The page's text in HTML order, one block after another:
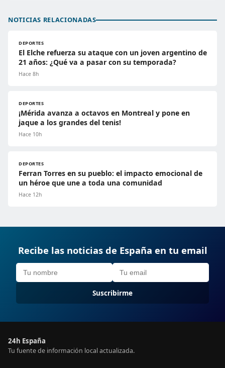
NOTICIAS RELACIONADAS
DEPORTES
El Elche refuerza su ataque con un joven argentino de
21 años: ¿Qué va a pasar con su temporada?
Hace 8h
DEPORTES
¡Mérida avanza a octavos en Montreal y pone en
jaque a los grandes del tenis!
Hace 10h
DEPORTES
Ferran Torres en su pueblo: el impacto emocional de
un héroe que une a toda una comunidad
Hace 12h
Recibe las noticias de España en tu email
Suscribirme
24h España
Tu fuente de información local actualizada.